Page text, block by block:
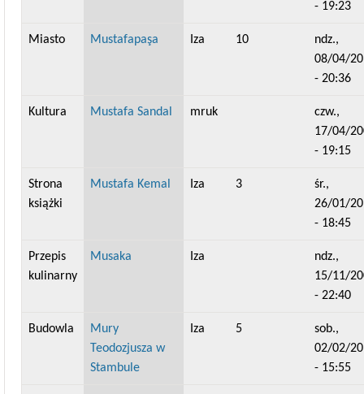
- 19:23
Miasto Mustafapaşa Iza 10
ndz.,
08/04/
- 20:36
Kultura Mustafa Sandal mruk
czw.,
17/04/
- 19:15
Strona
książki
Mustafa Kemal Iza 3
śr.,
26/01/
- 18:45
Przepis
kulinarny
Musaka Iza
ndz.,
15/11/
- 22:40
Budowla
Mury
Teodozjusza w
Stambule
Iza 5
sob.,
02/02/
- 15:55